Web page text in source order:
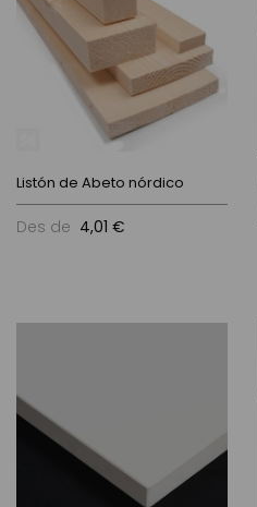
Listón de Abeto nórdico
Des de 4,01 €